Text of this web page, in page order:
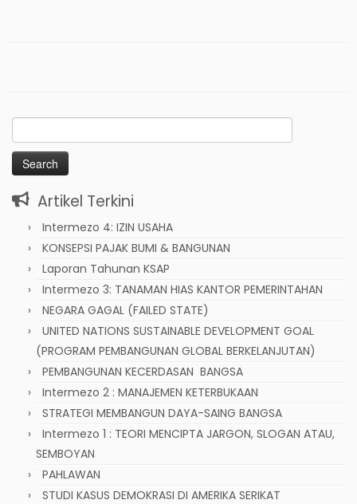
Search
for:
Artikel Terkini
Intermezo 4: IZIN USAHA
KONSEPSI PAJAK BUMI & BANGUNAN
Laporan Tahunan KSAP
Intermezo 3: TANAMAN HIAS KANTOR PEMERINTAHAN
NEGARA GAGAL (FAILED STATE)
UNITED NATIONS SUSTAINABLE DEVELOPMENT GOAL
(PROGRAM PEMBANGUNAN GLOBAL BERKELANJUTAN)
PEMBANGUNAN KECERDASAN BANGSA
Intermezo 2 : MANAJEMEN KETERBUKAAN
STRATEGI MEMBANGUN DAYA-SAING BANGSA
Intermezo 1 : TEORI MENCIPTA JARGON, SLOGAN ATAU,
SEMBOYAN
PAHLAWAN
STUDI KASUS DEMOKRASI DI AMERIKA SERIKAT